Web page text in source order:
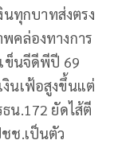
ทุกบาทส่งตรง
คล่องทางการ
ข็นจีดีพีปี 69
นเฟ้อสูงขึ้นแต่
น.172 ยัดไส้ตี
ชช.เป็นตัว